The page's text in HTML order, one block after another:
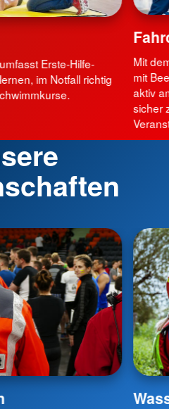
Erste-Hilfe-
im Notfall richtig
Mit
mit
aktiv
sicher